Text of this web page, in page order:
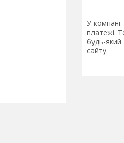
У
платежі.
будь-
сайту.